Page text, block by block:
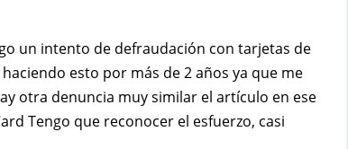
un intento de defraudación con tarjetas de
esto por más de 2 años ya que me
otra denuncia muy similar el artículo en ese
Tengo que reconocer el esfuerzo, casi